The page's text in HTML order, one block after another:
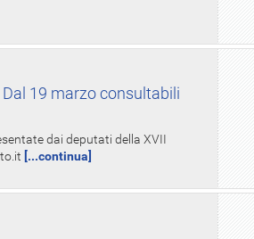
19 marzo consultabili
dai deputati della XVII
[...continua]